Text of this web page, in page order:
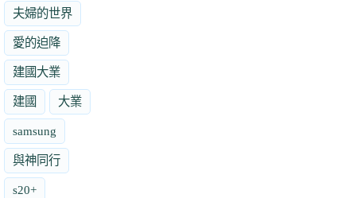
夫婦的世界
愛的迫降
建國大業
建國 大業
samsung
與神同行
s20+